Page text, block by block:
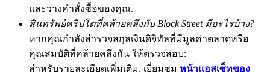
Trade Gold & Silver · 33,333 USDT Bonus
USDT New User Exclusive 10% APR
และวางคำสั่งซื้อของคุณ.
สินทรัพย์คริปโตที่คล้ายคลึงกับ Block Street มีอะไรบ้าง?
หากคุณกำลังสำรวจสกุลเงินดิจิทัลที่มีมูลค่าตลาดหรือ
คุณสมบัติที่คล้ายคลึงกัน ให้ตรวจสอบ:
สำหรับรายละเอียดเพิ่มเติม, เยี่ยมชม หน้าแอสเซ็ทของ